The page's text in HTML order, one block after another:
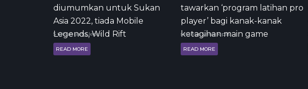
diumumkan untuk Sukan
Asia 2022, tiada Mobile
Legends, Wild Rift
5 tahun yang lepas
READ MORE
tawarkan ‘program latihan pro
player’ bagi kanak-kanak
ketagihan main game
setahun yang lepas
READ MORE